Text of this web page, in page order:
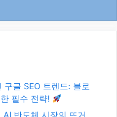
전략!
션, 우리의 현명한 대